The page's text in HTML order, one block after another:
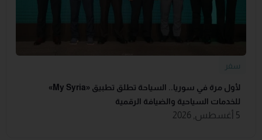
سفر
لأول مرة في سوريا.. السياحة تطلق تطبيق «‏My Syria‏»
للخدمات السياحية والضيافة ‏الرقمية
5 أغسطس, 2026